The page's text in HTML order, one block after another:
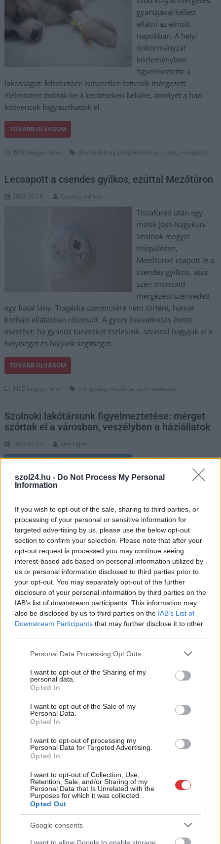
szol24.hu - Do Not Process My Personal
Information
If you wish to opt-out of the sale, sharing to third parties, or
processing of your personal or sensitive information for
targeted advertising by us, please use the below opt-out
section to confirm your selection. Please note that after your
opt-out request is processed you may continue seeing
interest-based ads based on personal information utilized by
us or personal information disclosed to third parties prior to
your opt-out. You may separately opt-out of the further
disclosure of your personal information by third parties on the
IAB’s list of downstream participants. This information may
also be disclosed by us to third parties on the IAB’s List of
Downstream Participants that may further disclose it to other
Please note that this website/app uses one or more Google
not limited to your visit or usage behaviour. You may click to
grant or deny consent to Google and its third-party tags to
use your data for below specified purposes in below Google
consent section.
Personal Data Processing Opt Outs
I want to opt-out of the Sharing of my
personal data.
Opted In
I want to opt-out of the Sale of my
Personal Data.
Opted In
I want to opt-out of processing my
Personal Data for Targeted Advertising.
Opted In
I want to opt-out of Collection, Use,
Retention, Sale, and/or Sharing of my
Personal Data that Is Unrelated with the
Purposes for which it was collected.
Opted Out
Google consents
gyanújával kellett
ellátni az elmúlt
napokban. A helyi
önkormányzat
közleményben
figyelmeztette a
lakosságot: feltehetően ismeretlen tettesek mérgezett
élelmiszert dobtak be a kerítéseken belülre, amelyet a házi
kedvencek fogyaszthattak el.
TOVÁBB OLVASOM
JNSZ megyei hírek állatvédelem, Jászjákóhalma, kutya, mérgezés
Lecsapott a csendes gyilkos, ezúttal Mezőtúron
2024.10.18. Fazekas Adrián
Tiszafüred után egy
másik Jász-Nagykun-
Szolnok megyei
településen,
Mezőtúron csapott le a
csendes gyilkos, azaz
szén-monoxid-
mérgezést szenvedett
egy fiatal lány. Tragédia szerencsére nem történt, hamar
kórházi ellátásban részesült. A gyors beavatkozás életet
menthet: ha gyanús tüneteket észlelünk, azonnal hagyjuk el a
helyiséget és hívjunk segítséget.
TOVÁBB OLVASOM
JNSZ megyei hírek mérgezés, mezőtúr, szén-monoxid
Szolnoki lakótársunk figyelmeztetése: mérget
szórtak el a városban, veszélyben a háziállatok
2023.07.17. Kiss Lajos
Ha valaki a kutyáját
sétáltatja, nagyon
figyeljen oda, mit kap
és nyel le, mert ahogy
az már többször is
előfordult, ismét
méreggel nyomták tele
ismeretlenek az ominózus területet. Vigyázzunk
kedvenceinkre és egymásra is.
TOVÁBB OLVASOM
Szolnok kutyák,méreg,mérgezés,széchenyi lakótelep ,szétszór
Szolnok
Nincs kegyelem: sorra ölik a kutyákat az egyik
2023.05.16. Kiss Lajos
napjait éli a Borsod
hírekbe, hogy egy 14
otthonában. De
előfordult állatkínzás és uzsorázás is. Most pedig valakik
folyamatosan mérgezik a kutyusokat. A helyiek azt is tudni
vélik, kik azok.